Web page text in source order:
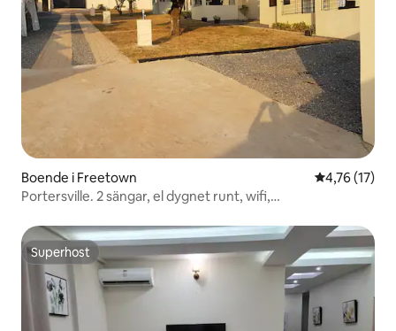
Boende i Freetown 4,76 av 5 i
4,76 (17)
Portersville. 2 sängar, el dygnet runt, wifi,
Superhost
Superhost